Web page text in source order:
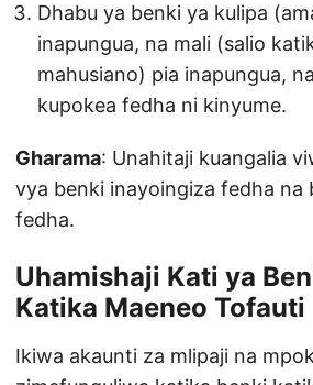
Dhabu ya benki ya kulipa
inapungua, na mali (salio
mahusiano) pia inapungua,
kupokea fedha ni kinyume.
Gharama: Unahitaji kuangalia
vya benki inayoingiza fedha na
fedha.
Uhamishaji Kati ya
Katika Maeneo Tofauti
Ikiwa akaunti za mlipaji na